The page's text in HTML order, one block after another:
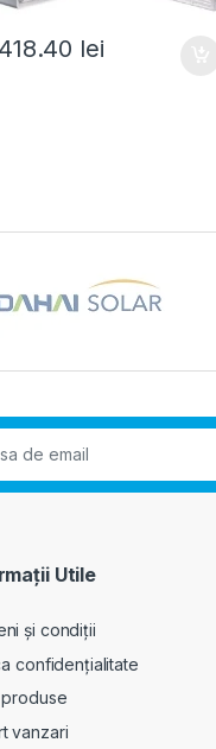
418.40 lei
Utile
și condiții
confidențialitate
vanzari